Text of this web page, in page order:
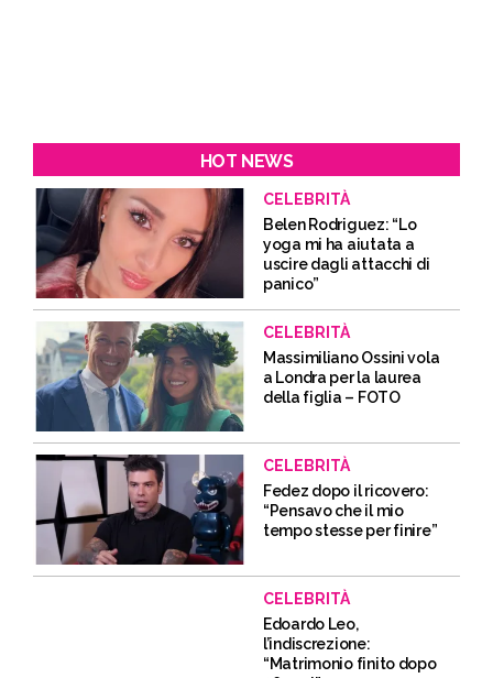
HOT NEWS
CELEBRITÀ
Belen Rodriguez: “Lo
yoga mi ha aiutata a
uscire dagli attacchi di
panico”
CELEBRITÀ
Massimiliano Ossini vola
a Londra per la laurea
della figlia – FOTO
CELEBRITÀ
Fedez dopo il ricovero:
“Pensavo che il mio
tempo stesse per finire”
CELEBRITÀ
Edoardo Leo,
l’indiscrezione:
“Matrimonio finito dopo